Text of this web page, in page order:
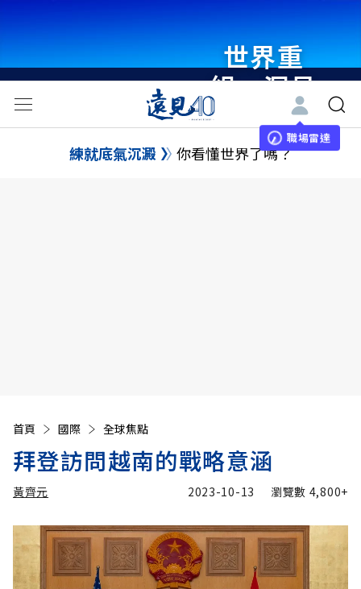
世界重
組・洞見
未來 與
世界領袖
職場雷達
練就底氣沉澱 你看懂世界了嗎？
首頁 國際 全球焦點
拜登訪問越南的戰略意涵
黃齊元 2023-10-13 瀏覽數 4,800+